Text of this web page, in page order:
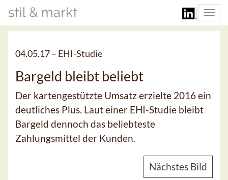
04.05.17 – EHI-Studie
Bargeld bleibt beliebt
Der kartengestützte Umsatz erzielte 2016 ein
deutliches Plus. Laut einer EHI-Studie bleibt
Bargeld dennoch das beliebteste
Zahlungsmittel der Kunden.
Nächstes Bild